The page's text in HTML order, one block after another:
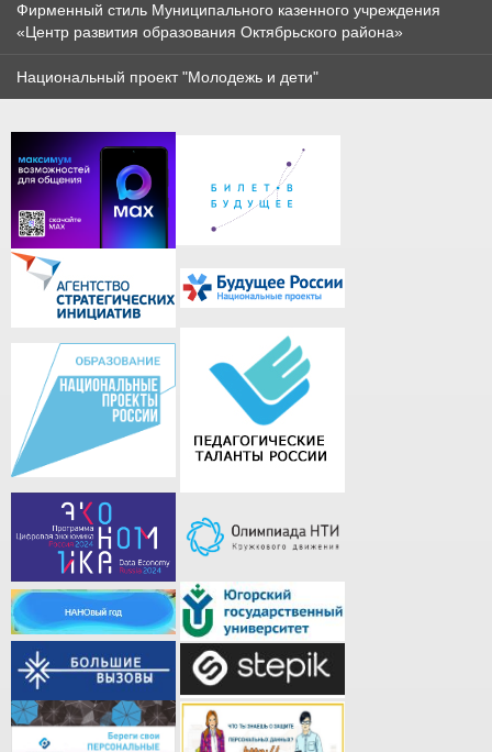
Фирменный стиль Муниципального казенного учреждения
«Центр развития образования Октябрьского района»
Национальный проект "Молодежь и дети"